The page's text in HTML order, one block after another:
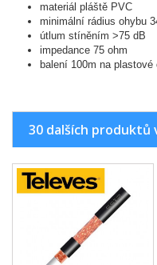
materiál pláště PVC
minimální rádius ohybu
útlum stíněním >75 dB
impedance 75 ohm
balení 100m na
30 dalších